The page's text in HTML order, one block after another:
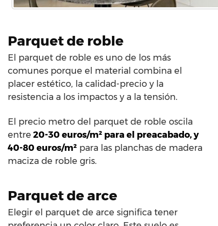
Parquet de roble
El parquet de roble es uno de los más
comunes porque el material combina el
placer estético, la calidad-precio y la
resistencia a los impactos y a la tensión.
El precio metro del parquet de roble oscila
entre 20-30 euros/m² para el preacabado, y
40-80 euros/m² para las planchas de madera
maciza de roble gris.
Parquet de arce
Elegir el parquet de arce significa tener